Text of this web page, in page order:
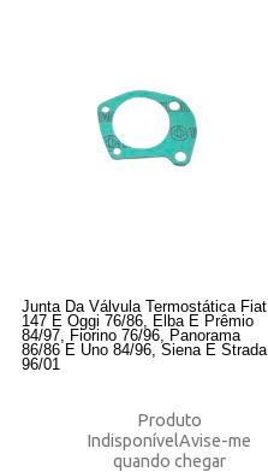
Junta Da Válvula Termostática Fiat
147 E Oggi 76/86, Elba E Prêmio
84/97, Fiorino 76/96, Panorama
86/86 E Uno 84/96, Siena E Strada
96/01
Produto
IndisponívelAvise-me
quando chegar